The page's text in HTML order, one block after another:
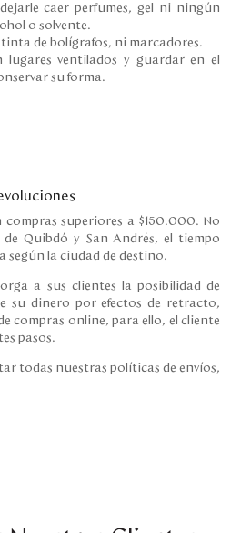
caer perfumes, gel ni ningún
o solvente.
de bolígrafos, ni marcadores.
lugares ventilados y guardar en el
su forma.
superiores a $150.000. No
de Quibdó y San Andrés, el tiempo
según la ciudad de destino.
a sus clientes la posibilidad de
su dinero por efectos de retracto,
compras online, para ello, el cliente
pasos.
todas nuestras políticas de envíos,